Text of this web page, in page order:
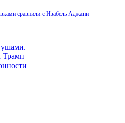
сравнили с Изабель Аджани